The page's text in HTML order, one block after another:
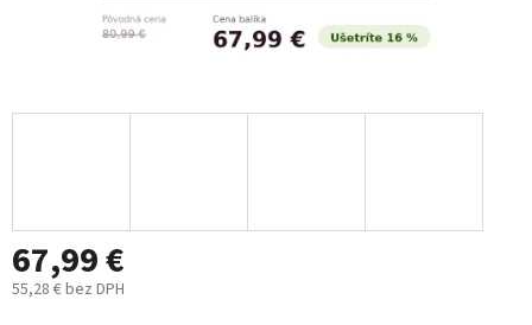
67,99 €
55,28 € bez DPH